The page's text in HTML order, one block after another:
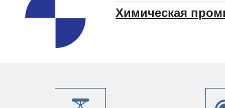
Химическая